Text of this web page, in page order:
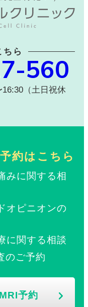
ちら
560
16:30（土日祝休
約はこちら
みに関する相
オピニオンの
に関する相談
のご予約
予約